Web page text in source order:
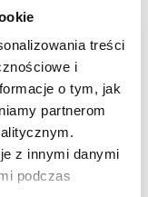
treści
i
o tym, jak
partnerom
z innymi danymi
podczas
jest równie